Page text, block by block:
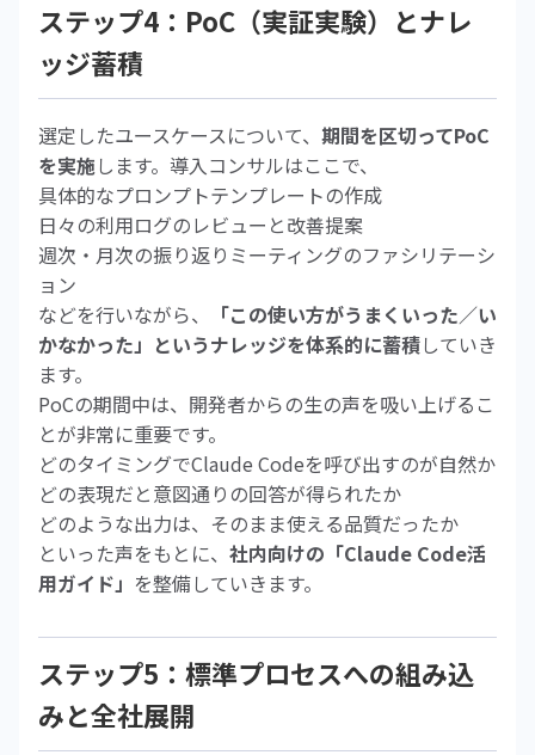
ステップ4：PoC（実証実験）とナレ
ッジ蓄積
選定したユースケースについて、 期間を区切ってPoC
を実施します。導入コンサルはここで、
具体的なプロンプトテンプレートの作成
日々の利用ログのレビューと改善提案
週次・月次の振り返りミーティングのファシリテーシ
ョン
などを行いながら、
「この使い方がうまくいった／い
かなかった」というナレッジを体系的に蓄積していき
ます。
PoCの期間中は、開発者からの生の声を吸い上げるこ
とが非常に重要です。
どのタイミングでClaude Codeを呼び出すのが自然か
どの表現だと意図通りの回答が得られたか
どのような出力は、そのまま使える品質だったか
といった声をもとに、 社内向けの「Claude Code活
用ガイド」 を整備していきます。
ステップ5：標準プロセスへの組み込
みと全社展開